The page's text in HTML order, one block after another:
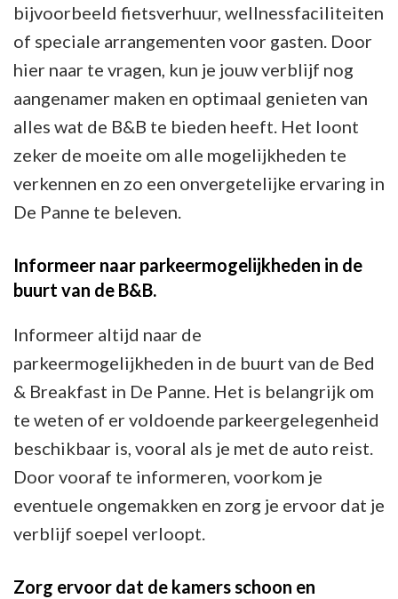
bijvoorbeeld fietsverhuur, wellnessfaciliteiten
of speciale arrangementen voor gasten. Door
hier naar te vragen, kun je jouw verblijf nog
aangenamer maken en optimaal genieten van
alles wat de B&B te bieden heeft. Het loont
zeker de moeite om alle mogelijkheden te
verkennen en zo een onvergetelijke ervaring in
De Panne te beleven.
Informeer naar parkeermogelijkheden in de
buurt van de B&B.
Informeer altijd naar de
parkeermogelijkheden in de buurt van de Bed
& Breakfast in De Panne. Het is belangrijk om
te weten of er voldoende parkeergelegenheid
beschikbaar is, vooral als je met de auto reist.
Door vooraf te informeren, voorkom je
eventuele ongemakken en zorg je ervoor dat je
verblijf soepel verloopt.
Zorg ervoor dat de kamers schoon en